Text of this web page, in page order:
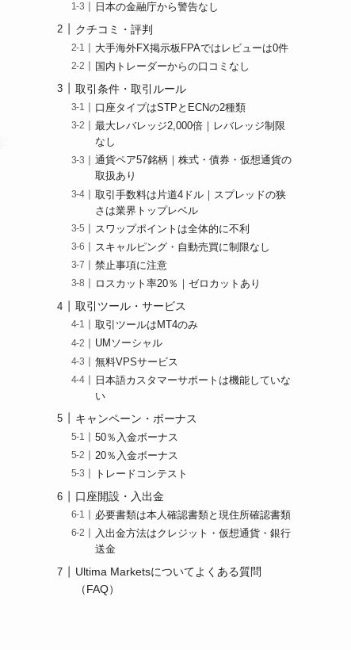
日本の金融庁から警告なし
クチコミ・評判
大手海外FX掲示板FPAではレビューは0件
国内トレーダーからの口コミなし
取引条件・取引ルール
口座タイプはSTPとECNの2種類
最大レバレッジ2,000倍｜レバレッジ制限
なし
通貨ペア57銘柄｜株式・債券・仮想通貨の
取扱あり
取引手数料は片道4ドル｜スプレッドの狭
さは業界トップレベル
スワップポイントは全体的に不利
スキャルピング・自動売買に制限なし
禁止事項に注意
ロスカット率20％｜ゼロカットあり
取引ツール・サービス
取引ツールはMT4のみ
UMソーシャル
無料VPSサービス
日本語カスタマーサポートは機能していな
い
キャンペーン・ボーナス
50％入金ボーナス
20％入金ボーナス
トレードコンテスト
口座開設・入出金
必要書類は本人確認書類と現住所確認書類
入出金方法はクレジット・仮想通貨・銀行
送金
Ultima Marketsについてよくある質問
（FAQ）